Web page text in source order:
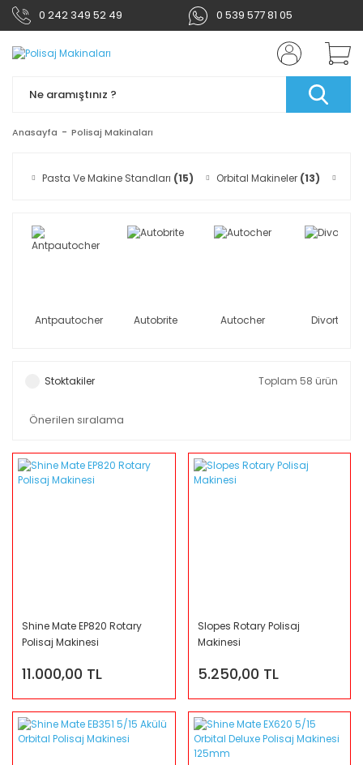
0 242 349 52 49 0 539 577 81 05
Anasayfa Polisaj Makinaları
Pasta Ve Makine Standları (15) Orbital Makineler (13)
Antpautocher Autobrite Autocher Divortex
Stoktakiler Toplam 58 ürün
Shine Mate EP820 Rotary
Polisaj Makinesi
11.000,00 TL
Slopes Rotary Polisaj
Makinesi
5.250,00 TL